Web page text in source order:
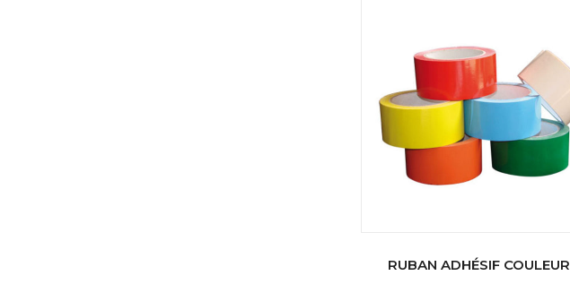
RUBAN ADHÉSIF COULEUR